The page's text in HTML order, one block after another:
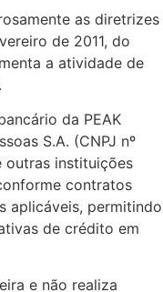
as diretrizes
de 2011, do
a atividade de
da PEAK
S.A. (CNPJ nº
outras instituições
contratos
aplicáveis, permitindo
de crédito em
e não realiza